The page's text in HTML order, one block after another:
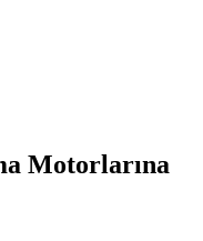
Motorlarına